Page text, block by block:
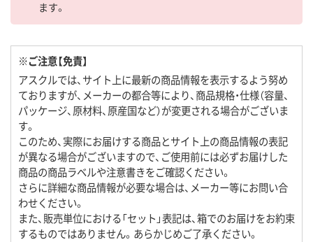
ます。
※ご注意【免責】
アスクルでは、サイト上に最新の商品情報を表示するよう努め
ておりますが、メーカーの都合等により、商品規格・仕様（容量、
パッケージ、原材料、原産国など）が変更される場合がございま
す。
このため、実際にお届けする商品とサイト上の商品情報の表記
が異なる場合がございますので、ご使用前には必ずお届けした
商品の商品ラベルや注意書きをご確認ください。
さらに詳細な商品情報が必要な場合は、メーカー等にお問い合
わせください。
また、販売単位における「セット」表記は、箱でのお届けをお約束
するものではありません。あらかじめご了承ください。